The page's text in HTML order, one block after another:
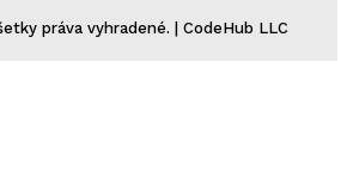
práva vyhradené. | CodeHub LLC